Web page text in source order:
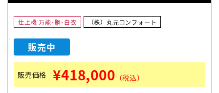
仕上機 万能･胴･白衣 （株）丸元コンフォート
販売中
販売価格 ¥418,000 （税込）